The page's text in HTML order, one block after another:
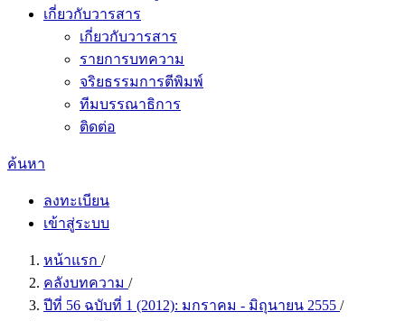
เกี่ยวกับวารสาร
เกี่ยวกับวารสาร
รายการบทความ
จริยธรรมการตีพิมพ์
ทีมบรรณาธิการ
ติดต่อ
ค้นหา
ลงทะเบียน
เข้าสู่ระบบ
หน้าแรก /
คลังบทความ /
ปีที่ 56 ฉบับที่ 1 (2012): มกราคม - มิถุนายน 2555 /